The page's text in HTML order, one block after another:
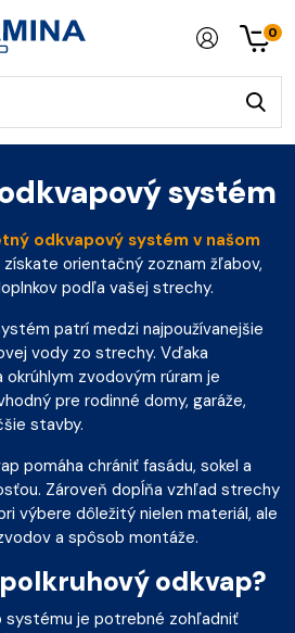
0
systém
odkvapový systém v našom
získate orientačný zoznam žľabov,
podľa vašej strechy.
patrí medzi najpoužívanejšie
vody zo strechy. Vďaka
zvodovým rúram je
pre rodinné domy, garáže,
stavby.
pomáha chrániť fasádu, sokel a
Zároveň dopĺňa vzhľad strechy
výbere dôležitý nielen materiál, ale
a spôsob montáže.
odkvap?
systému je potrebné zohľadniť